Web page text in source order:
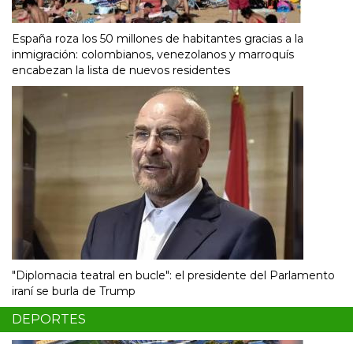
España roza los 50 millones de habitantes gracias a la
inmigración: colombianos, venezolanos y marroquís
encabezan la lista de nuevos residentes
"Diplomacia teatral en bucle": el presidente del Parlamento
iraní se burla de Trump
DEPORTES